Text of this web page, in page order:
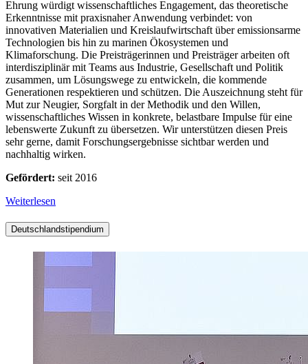
Ehrung würdigt wissenschaftliches Engagement, das theoretische
Erkenntnisse mit praxisnaher Anwendung verbindet: von
innovativen Materialien und Kreislaufwirtschaft über emissionsarme
Technologien bis hin zu marinen Ökosystemen und
Klimaforschung. Die Preisträgerinnen und Preisträger arbeiten oft
interdisziplinär mit Teams aus Industrie, Gesellschaft und Politik
zusammen, um Lösungswege zu entwickeln, die kommende
Generationen respektieren und schützen. Die Auszeichnung steht für
Mut zur Neugier, Sorgfalt in der Methodik und den Willen,
wissenschaftliches Wissen in konkrete, belastbare Impulse für eine
lebenswerte Zukunft zu übersetzen. Wir unterstützen diesen Preis
sehr gerne, damit Forschungsergebnisse sichtbar werden und
nachhaltig wirken.
Gefördert: seit 2016
Weiterlesen
Deutschlandstipendium